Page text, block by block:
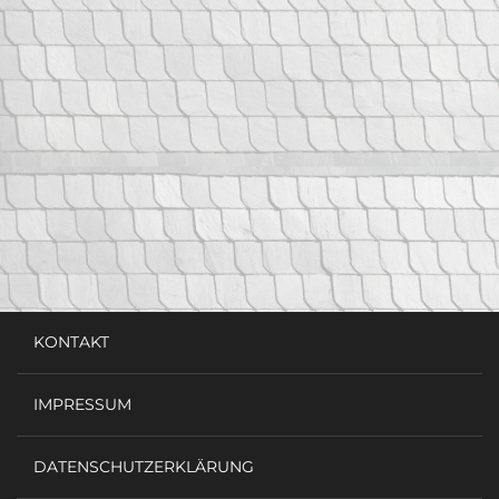
KONTAKT
IMPRESSUM
DATENSCHUTZERKLÄRUNG